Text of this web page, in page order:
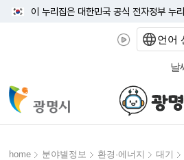
이 누리집은 대한민국 공식 전자정부 누
날
home 분야별정보 환경·에너지 대기
언어